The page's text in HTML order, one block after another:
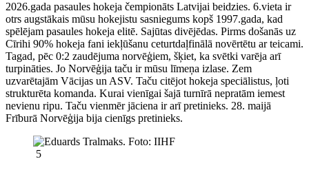
2026.gada pasaules hokeja čempionāts Latvijai beidzies. 6.vieta ir
otrs augstākais mūsu hokejistu sasniegums kopš 1997.gada, kad
spēlējam pasaules hokeja elitē. Sajūtas divējēdas. Pirms došanās uz
Cīrihi 90% hokeja fani iekļūšanu ceturtdaļfinālā novērtētu ar teicami.
Tagad, pēc 0:2 zaudējuma norvēģiem, šķiet, ka svētki varēja arī
turpināties. Jo Norvēģija taču ir mūsu līmeņa izlase. Zem
uzvarētajām Vācijas un ASV. Taču citējot hokeja speciālistus, ļoti
strukturēta komanda. Kurai vienīgai šajā turnīrā nepratām iemest
nevienu ripu. Taču vienmēr jāciena ir arī pretinieks. 28. maijā
Frīburā Norvēģija bija cienīgs pretinieks.
5